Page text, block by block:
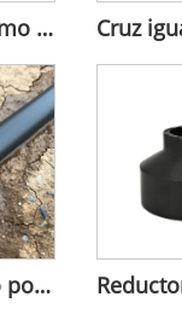
Tapa de extremo de HDPE
Cinta de riego por goteo integrada de HDPE, longitud personalizada